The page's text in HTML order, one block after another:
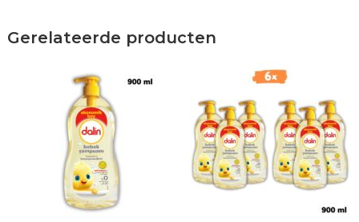
Gerelateerde producten